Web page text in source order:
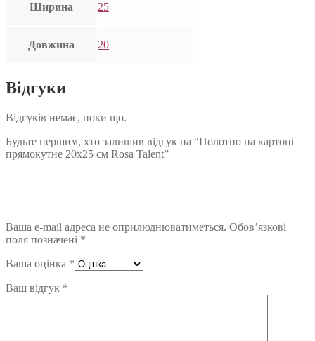
Ширина 25
Довжина 20
Відгуки
Відгуків немає, поки що.
Будьте першим, хто залишив відгук на “Полотно на картоні
прямокутне 20х25 см Rosa Talent”
Ваша e-mail адреса не оприлюднюватиметься. Обов’язкові
поля позначені *
Ваша оцінка *
Ваш відгук *